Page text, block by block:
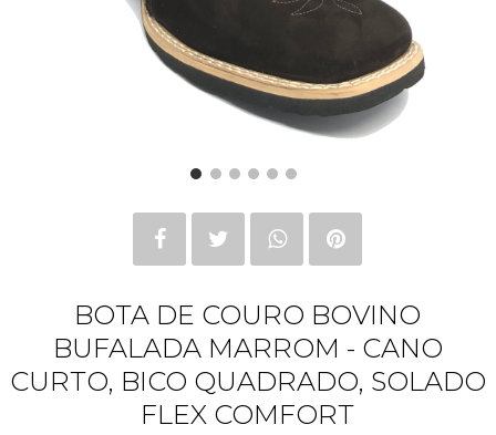
BOTA DE COURO BOVINO
BUFALADA MARROM - CANO
CURTO, BICO QUADRADO, SOLADO
FLEX COMFORT